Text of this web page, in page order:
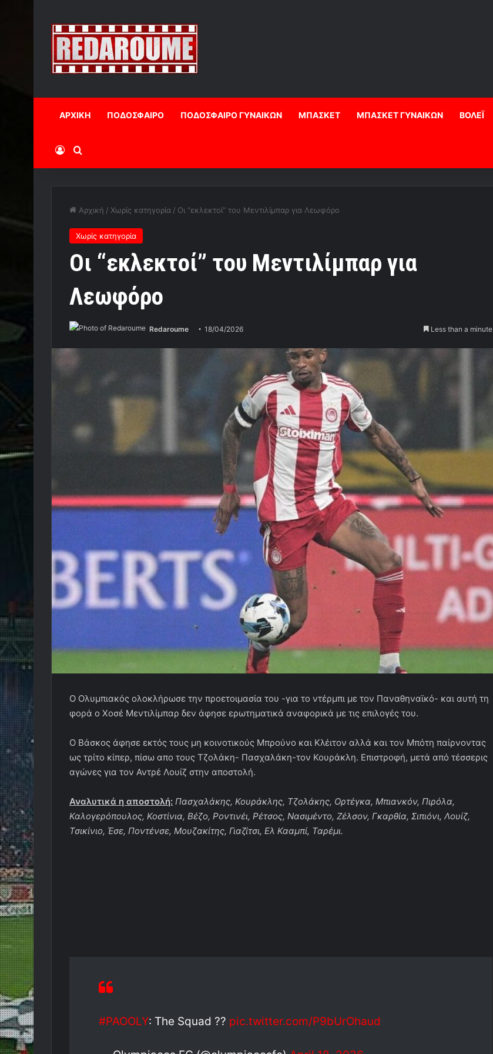
ΑΡΧΙΚΗ ΠΟΔΟΣΦΑΙΡΟ ΠΟΔΟΣΦΑΙΡΟ ΓΥΝΑΙΚΩΝ ΜΠΑΣΚΕΤ ΜΠΑΣΚΕΤ ΓΥΝΑΙΚΩΝ ΒΟΛΕΪ
Log InΑναζήτηση
Αρχική / Χωρίς κατηγορία / Oι “εκλεκτοί” του Μεντιλίμπαρ για Λεωφόρο
Χωρίς κατηγορία
Oι “εκλεκτοί” του Μεντιλίμπαρ για
Λεωφόρο
Redaroume 18/04/2026 Less than a minute
Ο Ολυμπιακός ολοκλήρωσε την προετοιμασία του -για το ντέρμπι με τον Παναθηναϊκό- και αυτή τη
φορά ο Χοσέ Μεντιλίμπαρ δεν άφησε ερωτηματικά αναφορικά με τις επιλογές του.
Ο Βάσκος άφησε εκτός τους μη κοινοτικούς Μπρούνο και Κλέιτον αλλά και τον Μπότη παίρνοντας
ως τρίτο κίπερ, πίσω απο τους Τζολάκη- Πασχαλάκη-τον Κουράκλη. Επιστροφή, μετά από τέσσερις
αγώνες για τον Αντρέ Λουίζ στην αποστολή.
Αναλυτικά η αποστολή: Πασχαλάκης, Κουράκλης, Τζολάκης, Ορτέγκα, Μπιανκόν, Πιρόλα,
Καλογερόπουλος, Κοστίνια, Βέζο, Ροντινέι, Ρέτσος, Νασιμέντο, Ζέλσον, Γκαρθία, Σιπιόνι, Λουίζ,
Τσικίνιο, Έσε, Ποντένσε, Μουζακίτης, Γιαζίτσι, Ελ Κααμπί, Ταρέμι.
#PAOOLY: The Squad ?? pic.twitter.com/P9bUrOhaud